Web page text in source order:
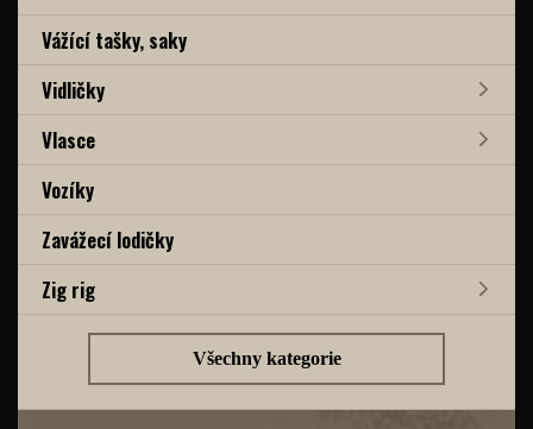
Vážící tašky, saky
Vidličky
Vlasce
Vozíky
Zavážecí lodičky
Zig rig
Všechny kategorie